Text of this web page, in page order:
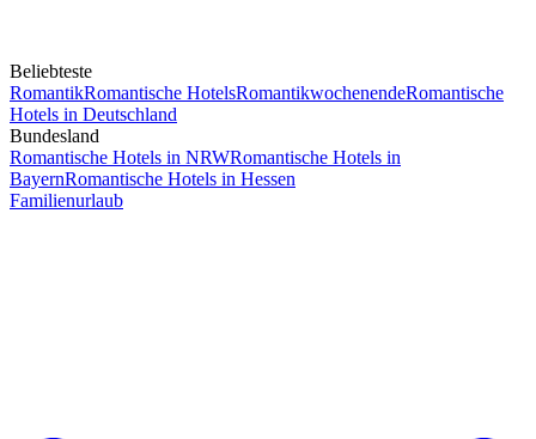
Beliebteste
RomantikRomantische HotelsRomantikwochenendeRomantische
Hotels in Deutschland
Bundesland
Romantische Hotels in NRWRomantische Hotels in
BayernRomantische Hotels in Hessen
Familienurlaub